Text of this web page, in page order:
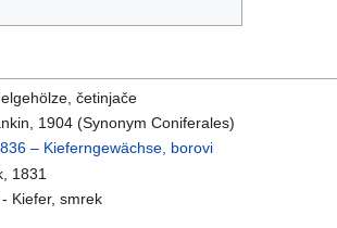
četinjače
1904 (Synonym Coniferales)
– Kieferngewächse, borovi
1831
Kiefer, smrek